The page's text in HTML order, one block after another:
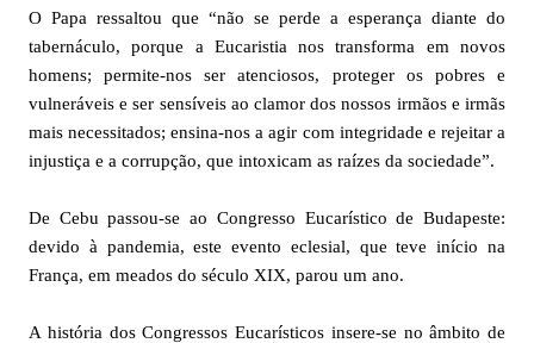
O Papa ressaltou que “não se perde a esperança diante do
tabernáculo, porque a Eucaristia nos transforma em novos
homens; permite-nos ser atenciosos, proteger os pobres e
vulneráveis ​​e ser sensíveis ao clamor dos nossos irmãos e irmãs
mais necessitados; ensina-nos a agir com integridade e rejeitar a
injustiça e a corrupção, que intoxicam as raízes da sociedade”.
De Cebu passou-se ao Congresso Eucarístico de Budapeste:
devido à pandemia, este evento eclesial, que teve início na
França, em meados do século XIX, parou um ano.
A história dos Congressos Eucarísticos insere-se no âmbito de